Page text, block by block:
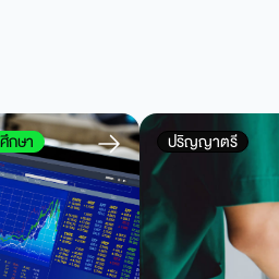
กษา ปริญญาตรี